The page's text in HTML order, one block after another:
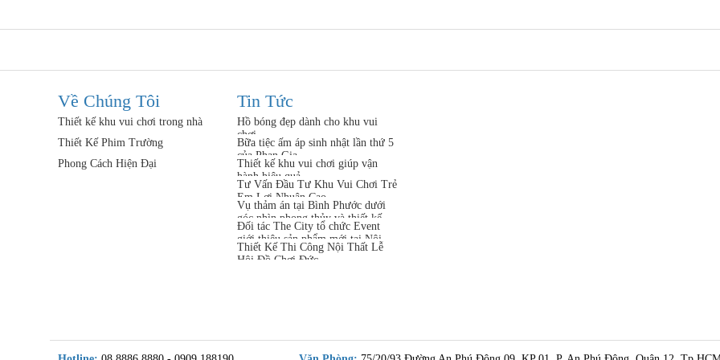
Về Chúng Tôi
Thiết kế khu vui chơi trong nhà
Thiết Kế Phim Trường
Phong Cách Hiện Đại
Tin Tức
Hồ bóng đẹp dành cho khu vui
chơi
Bữa tiệc ấm áp sinh nhật lần thứ 5
của Phan Gia
Thiết kế khu vui chơi giúp vận
hành hiệu quả
Tư Vấn Đầu Tư Khu Vui Chơi Trẻ
Em Lợi Nhuận Cao
Vụ thảm án tại Bình Phước dưới
góc nhìn phong thủy và thiết kế
Đối tác The City tổ chức Event
giới thiệu sản phẩm mới tại Nội
thất Phan Gia
Thiết Kế Thi Công Nội Thất Lễ
Hội Đồ Chơi Đức